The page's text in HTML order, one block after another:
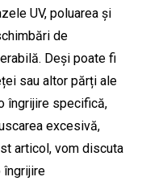
UV, poluarea și
de
Deși poate fi
sau altor părți ale
îngrijire specifică,
excesivă,
articol, vom discuta
îngrijire